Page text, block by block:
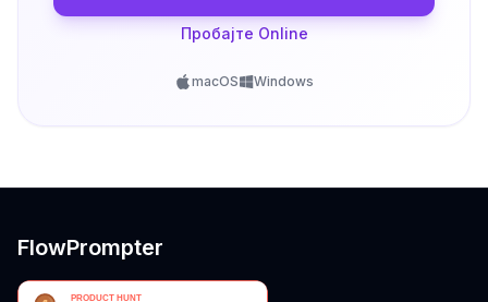
Пробајте Online
macOS Windows
FlowPrompter